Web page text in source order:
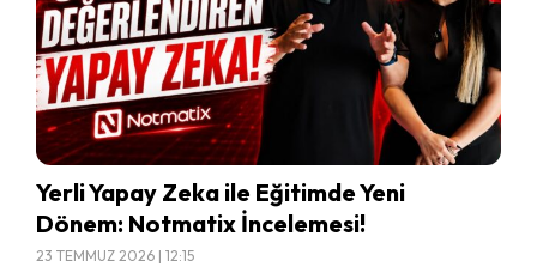
Yerli Yapay Zeka ile Eğitimde Yeni
Dönem: Notmatix İncelemesi!
23 TEMMUZ 2026 | 12:15